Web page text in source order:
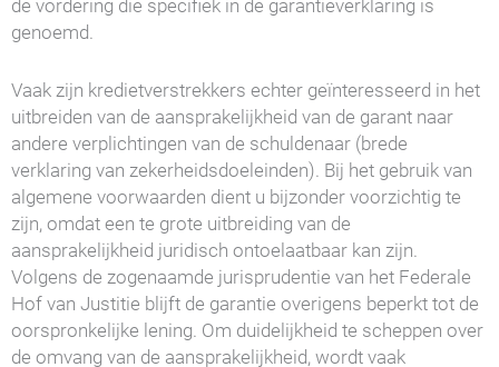
de vordering die specifiek in de garantieverklaring is
genoemd.
Vaak zijn kredietverstrekkers echter geïnteresseerd in het
uitbreiden van de aansprakelijkheid van de garant naar
andere verplichtingen van de schuldenaar (brede
verklaring van zekerheidsdoeleinden). Bij het gebruik van
algemene voorwaarden dient u bijzonder voorzichtig te
zijn, omdat een te grote uitbreiding van de
aansprakelijkheid juridisch ontoelaatbaar kan zijn.
Volgens de zogenaamde jurisprudentie van het Federale
Hof van Justitie blijft de garantie overigens beperkt tot de
oorspronkelijke lening. Om duidelijkheid te scheppen over
de omvang van de aansprakelijkheid, wordt vaak